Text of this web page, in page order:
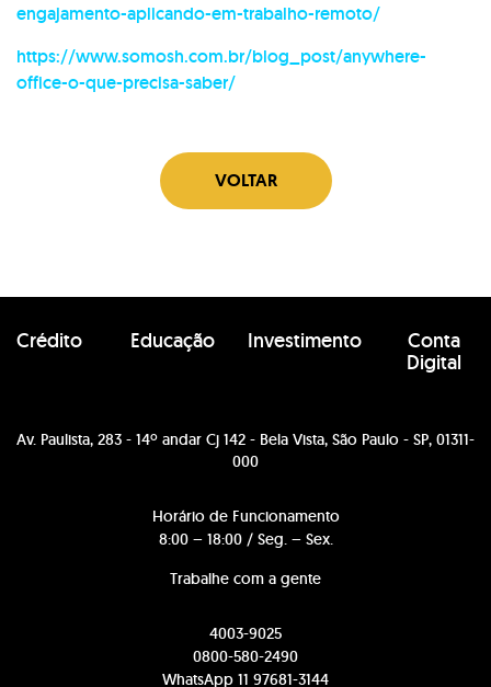
engajamento-aplicando-em-trabalho-remoto/
https://www.somosh.com.br/blog_post/anywhere-
office-o-que-precisa-saber/
VOLTAR
Crédito Educação Investimento
Conta
Digital
Av. Paulista, 283 - 14º andar Cj 142 - Bela Vista, São Paulo - SP, 01311-
000
Horário de Funcionamento
8:00 – 18:00 / Seg. – Sex.
Trabalhe com a gente
4003-9025
0800-580-2490
WhatsApp 11 97681-3144